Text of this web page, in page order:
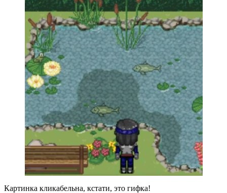
Картинка кликабельна, кстати, это гифка!